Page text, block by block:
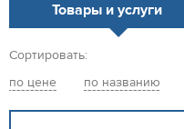
Товары и услуги
Сортировать:
по цене
по названию